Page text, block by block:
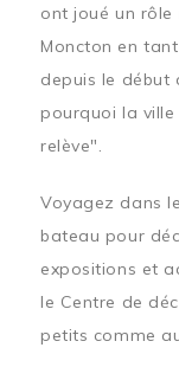
ont joué un
Moncton en
depuis le début
pourquoi la ville
relève".
Voyagez dans
bateau pour
expositions et
le Centre de
petits comme